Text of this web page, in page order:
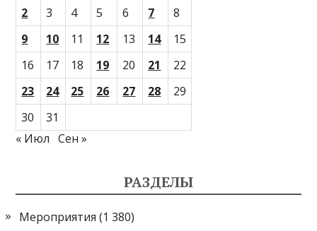
2 3 4 5 6 7
8
9
10 11 12 13 14
15
16
17 18 19 20 21
22
23
24 25 26 27 28
29
30
31
« Июл
Сен »
РАЗДЕЛЫ
Мероприятия (1 380)